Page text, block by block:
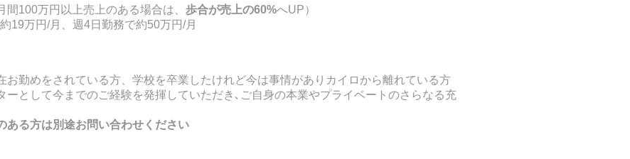
100万円以上売上のある場合は、 歩合が売上の60%へUP）
19万円/月、週4日勤務で約50万円/月
お勤めをされている方、学校を卒業したけれど今は事情がありカイロから離れている方
ーとして今までのご経験を発揮していただき､ご自身の本業やプライベートのさらなる充
ある方は別途お問い合わせください